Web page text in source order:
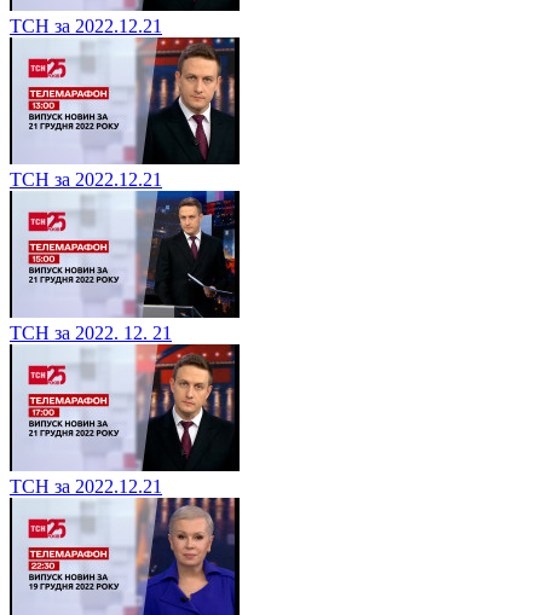
ТСН за 2022.12.21
ТСН за 2022.12.21
ТСН за 2022. 12. 21
ТСН за 2022.12.21